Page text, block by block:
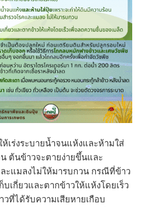
เร่งระบายน้ำจนแห้งและห้ามใส่
ต้นข้าวจะตายง่ายขึ้นและ
ะแมลงไม่ให้มารบกวน กรณีที่ข้าว
บเกี่ยวและตากข้าวให้แห้งโดยเร็ว
ที่ได้รับความเสียหายเกือบ